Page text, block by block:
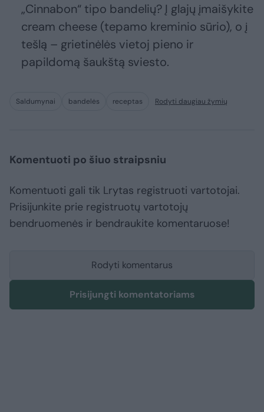
„Cinnabon“ tipo bandelių? Į glajų įmaišykite
cream cheese (tepamo kreminio sūrio), o į
tešlą – grietinėlės vietoj pieno ir
papildomą šaukštą sviesto.
Saldumynai bandelės receptas Rodyti daugiau žymių
Komentuoti po šiuo straipsniu
Komentuoti gali tik Lrytas registruoti vartotojai.
Prisijunkite prie registruotų vartotojų
bendruomenės ir bendraukite komentaruose!
Rodyti komentarus
Prisijungti komentatoriams